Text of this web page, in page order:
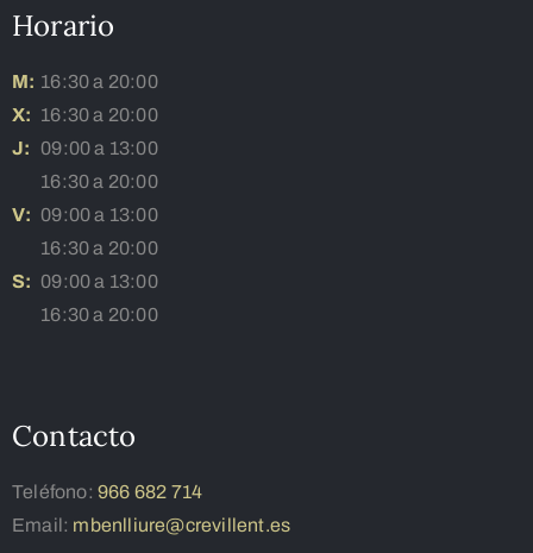
Horario
M: 16:30 a 20:00
X: 16:30 a 20:00
J:
09:00 a 13:00
16:30 a 20:00
V: 09:00 a 13:00
16:30 a 20:00
S: 09:00 a 13:00
16:30 a 20:00
Contacto
Teléfono: 966 682 714
Email: mbenlliure@crevillent.es